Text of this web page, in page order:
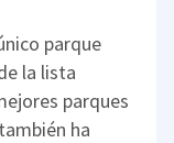
parque
la lista
parques
ha